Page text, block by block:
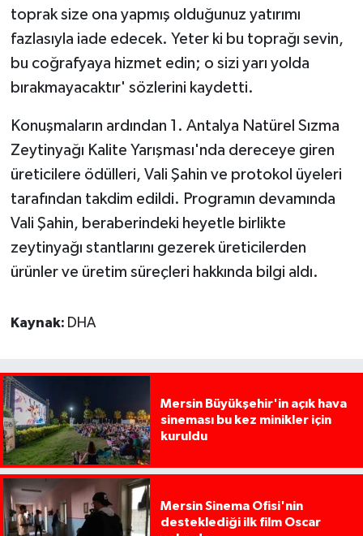
toprak size ona yapmış olduğunuz yatırımı
fazlasıyla iade edecek. Yeter ki bu toprağı sevin,
bu coğrafyaya hizmet edin; o sizi yarı yolda
bırakmayacaktır' sözlerini kaydetti.
Konuşmaların ardından 1. Antalya Natürel Sızma
Zeytinyağı Kalite Yarışması'nda dereceye giren
üreticilere ödülleri, Vali Şahin ve protokol üyeleri
tarafından takdim edildi. Programın devamında
Vali Şahin, beraberindeki heyetle birlikte
zeytinyağı stantlarını gezerek üreticilerden
ürünler ve üretim süreçleri hakkında bilgi aldı.
Kaynak: DHA
Mersin Büyükşehir'in açık hava
sineması bu kez minikler için
kuruldu
Mersin Sinema Ofisi'nin
desteklediği ilk film Oscar